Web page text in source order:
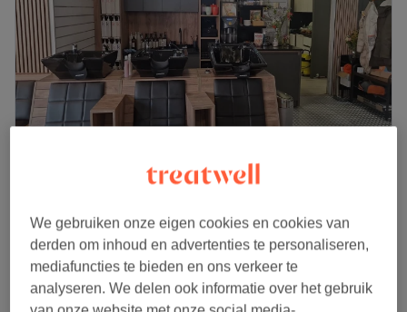
Hair & Beauty Sen
Bos en Lommerweg, Amsterdam
Laat zien op de kaart
Last-minute
Permanent Krullen - Vanaf
vanaf €90
We gebruiken onze eigen cookies en cookies van
derden om inhoud en advertenties te personaliseren,
mediafuncties te bieden en ons verkeer te
analyseren. We delen ook informatie over het gebruik